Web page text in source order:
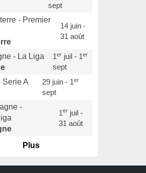
sept
14 juin -
31 août
1erjuil - 1er
sept
29 juin - 1er
sept
1erjuil -
31 août
15 sept
Plus